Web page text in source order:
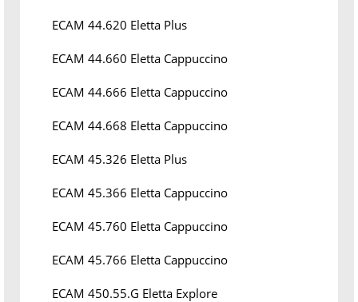
ECAM 44.620 Eletta Plus
ECAM 44.660 Eletta Cappuccino
ECAM 44.666 Eletta Cappuccino
ECAM 44.668 Eletta Cappuccino
ECAM 45.326 Eletta Plus
ECAM 45.366 Eletta Cappuccino
ECAM 45.760 Eletta Cappuccino
ECAM 45.766 Eletta Cappuccino
ECAM 450.55.G Eletta Explore